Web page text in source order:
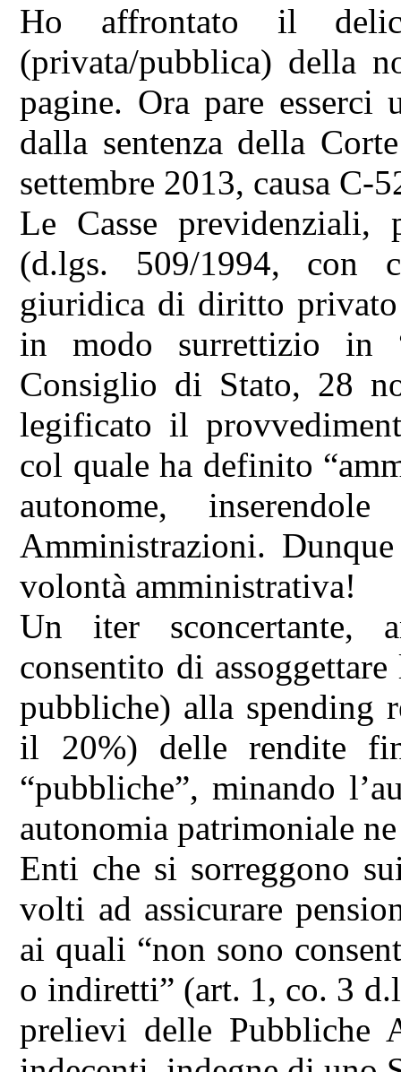
Ho affrontato il
(privata/pubblica) della
pagine. Ora pare esserci
dalla sentenza della
settembre 2013, causa C-
Le Casse previdenziali,
(d.lgs. 509/1994, con
giuridica di diritto
in modo surrettizio in
Consiglio di Stato, 28
legificato il
col quale ha definito
autonome,
Amministrazioni.
volontà amministrativa!
Un iter sconcertante,
consentito di
pubbliche) alla spending
il 20%) delle rendite
“pubbliche”, minando
autonomia patrimoniale
Enti che si sorreggono
volti ad assicurare
ai quali “non sono
o indiretti” (art. 1, co. 3
prelievi delle Pubbliche